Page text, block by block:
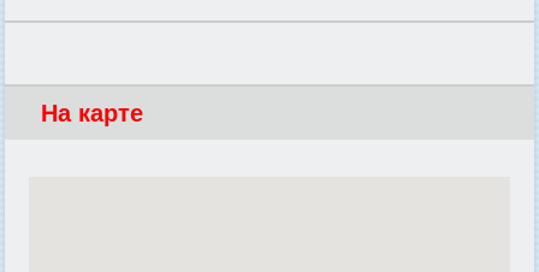
На карте